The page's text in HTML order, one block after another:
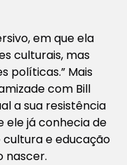
em que ela
culturais, mas
políticas.” Mais
com Bill
a sua resistência
ele já conhecia de
cultura e educação
nascer.